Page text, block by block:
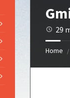
29
Home